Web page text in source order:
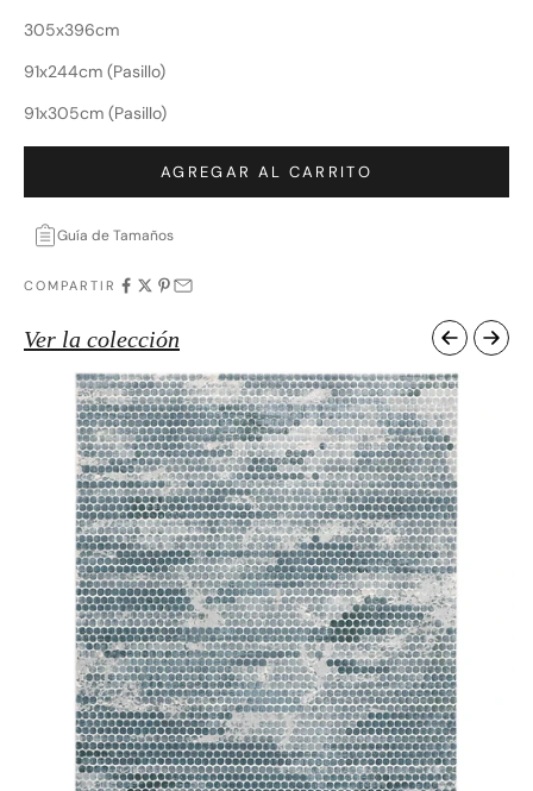
305x396cm
91x244cm (Pasillo)
91x305cm (Pasillo)
AGREGAR AL CARRITO
Guía de Tamaños
COMPARTIR
Ver la colección